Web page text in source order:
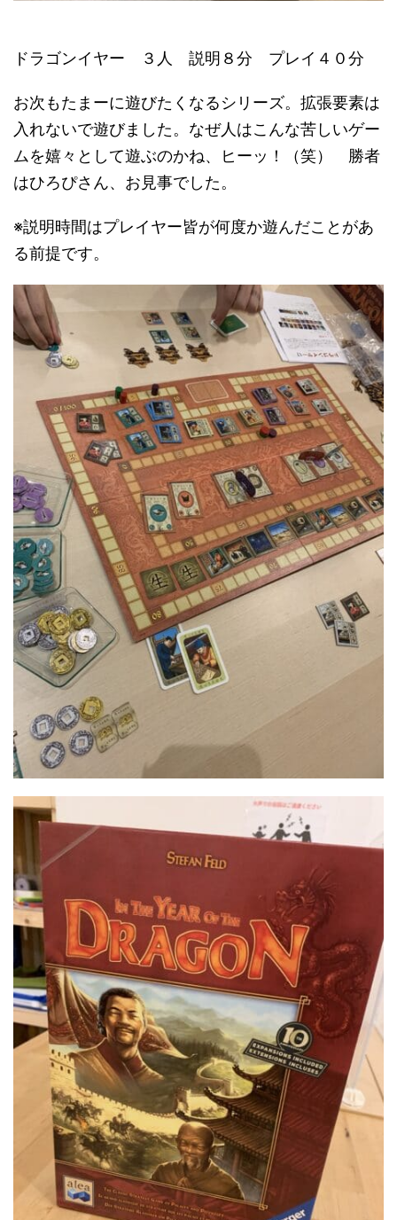
ドラゴンイヤー ３人 説明８分 プレイ４０分
お次もたまーに遊びたくなるシリーズ。拡張要素は
入れないで遊びました。なぜ人はこんな苦しいゲー
ムを嬉々として遊ぶのかね、ヒーッ！（笑） 勝者
はひろぴさん、お見事でした。
※説明時間はプレイヤー皆が何度か遊んだことがあ
る前提です。